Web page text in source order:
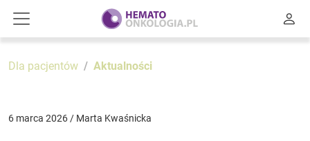
Dla pacjentów Aktualności
6 marca 2026 / Marta Kwaśnicka